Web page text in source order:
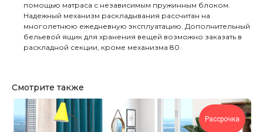
помощью матраса с независимым пружинным блоком.
Надежный механизм раскладывания рассчитан на
многолетнюю ежедневную эксплуатацию. Дополнительный
бельевой ящик для хранения вещей возможно заказать в
раскладной секции, кроме механизма 80.
Смотрите также
Рассрочка